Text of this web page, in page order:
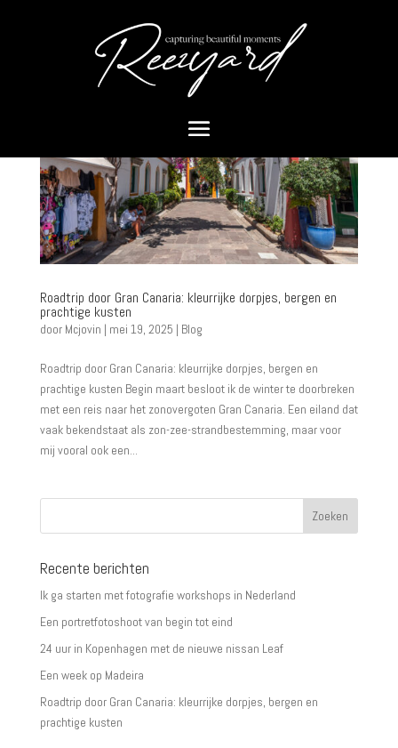
Roadtrip door Gran Canaria: kleurrijke dorpjes, bergen en
prachtige kusten
door Mcjovin | mei 19, 2025 | Blog
Roadtrip door Gran Canaria: kleurrijke dorpjes, bergen en
prachtige kusten Begin maart besloot ik de winter te doorbreken
met een reis naar het zonovergoten Gran Canaria. Een eiland dat
vaak bekendstaat als zon-zee-strandbestemming, maar voor
mij vooral ook een...
Recente berichten
Ik ga starten met fotografie workshops in Nederland
Een portretfotoshoot van begin tot eind
24 uur in Kopenhagen met de nieuwe nissan Leaf
Een week op Madeira
Roadtrip door Gran Canaria: kleurrijke dorpjes, bergen en
prachtige kusten